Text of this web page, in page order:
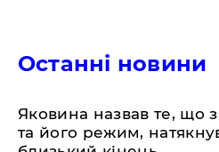
Останні новини
Яковина назвав те, що
та його режим,